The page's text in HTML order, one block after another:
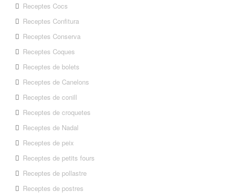
Receptes Cocs
Receptes Confitura
Receptes Conserva
Receptes Coques
Receptes de bolets
Receptes de Canelons
Receptes de conill
Receptes de croquetes
Receptes de Nadal
Receptes de peix
Receptes de petits fours
Receptes de pollastre
Receptes de postres